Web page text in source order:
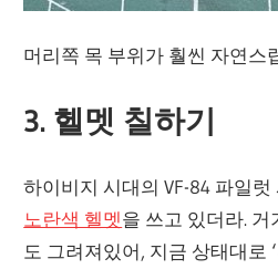
머리쪽 목 부위가 훨씬 자연스
3. 헬멧 칠하기
하이비지 시대의 VF-84 파일
노란색 헬멧을 쓰고 있더라.
도 그려져있어, 지금 상태대로